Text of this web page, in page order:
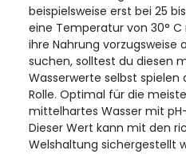
beispielsweise erst bei 25
eine Temperatur von 30°
ihre Nahrung vorzugsweise
suchen, solltest du diesen
Wasserwerte selbst
Rolle. Optimal für die
mittelhartes Wasser mit
Dieser Wert kann mit den
Welshaltung sichergestellt